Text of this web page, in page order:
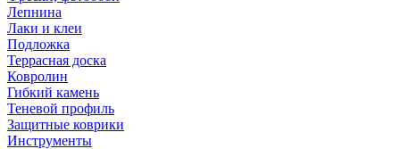
Лепнина
Лаки и клеи
Подложка
Террасная доска
Ковролин
Гибкий камень
Теневой профиль
Защитные коврики
Инструменты